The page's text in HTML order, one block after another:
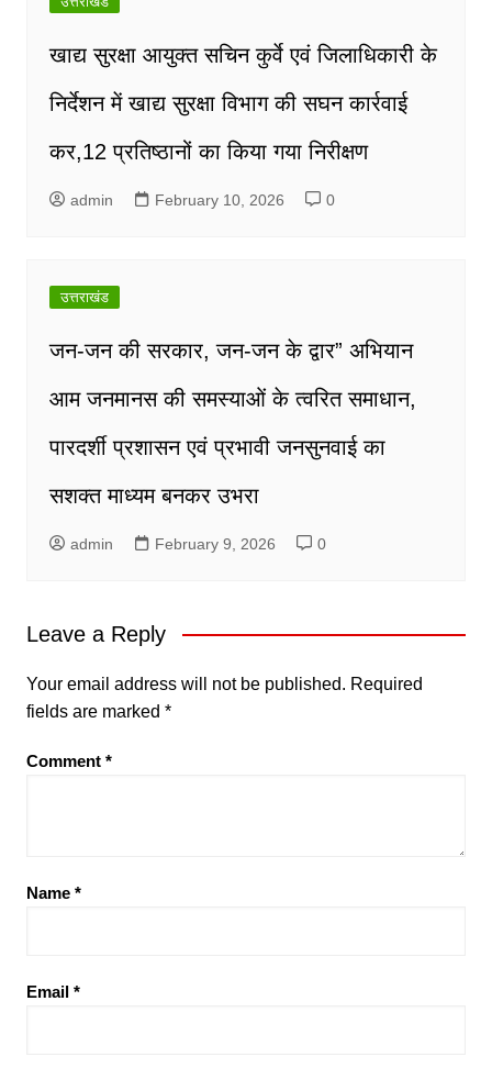
खाद्य सुरक्षा आयुक्त सचिन कुर्वे एवं जिलाधिकारी के
निर्देशन में खाद्य सुरक्षा विभाग की सघन कार्रवाई
कर,12 प्रतिष्ठानों का किया गया निरीक्षण
admin February 10, 2026 0
उत्तराखंड
जन-जन की सरकार, जन-जन के द्वार” अभियान
आम जनमानस की समस्याओं के त्वरित समाधान,
पारदर्शी प्रशासन एवं प्रभावी जनसुनवाई का
सशक्त माध्यम बनकर उभरा
admin February 9, 2026 0
Leave a Reply
Your email address will not be published. Required
fields are marked *
Comment *
Name *
Email *